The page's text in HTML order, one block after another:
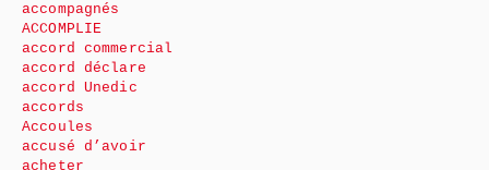
accompagnés
ACCOMPLIE
accord commercial
accord déclare
accord Unedic
accords
Accoules
accusé d’avoir
acheter